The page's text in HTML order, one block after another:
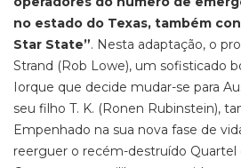
no estado do Texas, também
Star State”. Nesta adaptação, o
Strand (Rob Lowe), um sofisticado
Iorque que decide mudar-se para
seu filho T. K. (Ronen Rubinstein),
Empenhado na sua nova fase de
reerguer o recém-destruído Quartel